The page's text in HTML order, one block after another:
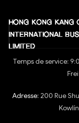
Temps de service:
Adresse: 200 Rue